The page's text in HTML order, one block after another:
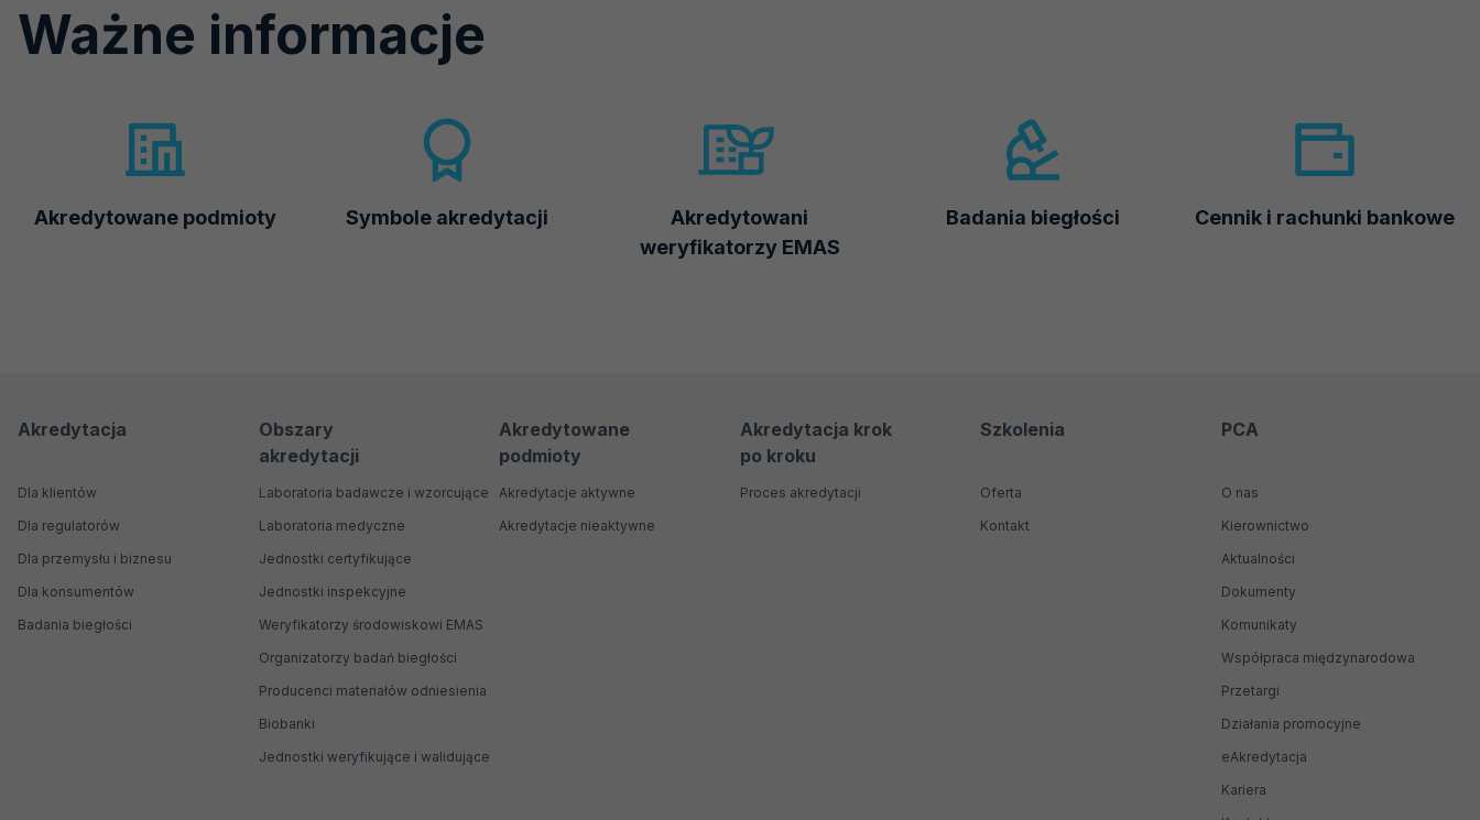
Ważne informacje
Akredytowane podmioty Symbole akredytacji
Akredytowani
weryfikatorzy EMAS
Badania biegłości Cennik i rachunki bankowe
Menu
Menu
Akredytacja
Dla klientów
Dla regulatorów
Dla przemysłu i biznesu
Dla konsumentów
Badania biegłości
Obszary
akredytacji
Laboratoria badawcze i wzorcujące
Laboratoria medyczne
Jednostki certyfikujące
Jednostki inspekcyjne
Weryfikatorzy środowiskowi EMAS
Organizatorzy badań biegłości
Producenci materiałów odniesienia
Biobanki
Jednostki weryfikujące i walidujące
Akredytowane
podmioty
Akredytacje aktywne
Akredytacje nieaktywne
Akredytacja krok
po kroku
Proces akredytacji
Szkolenia
Oferta
Kontakt
PCA
O nas
Kierownictwo
Aktualności
Dokumenty
Komunikaty
Współpraca międzynarodowa
Przetargi
Działania promocyjne
eAkredytacja
Kariera